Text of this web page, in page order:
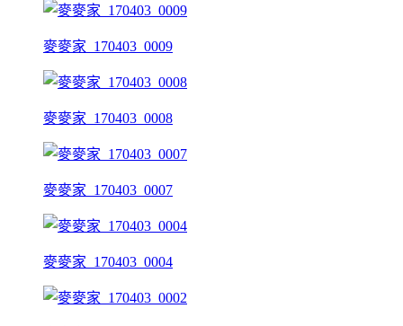
麥麥家_170403_0009
麥麥家_170403_0008
麥麥家_170403_0007
麥麥家_170403_0004